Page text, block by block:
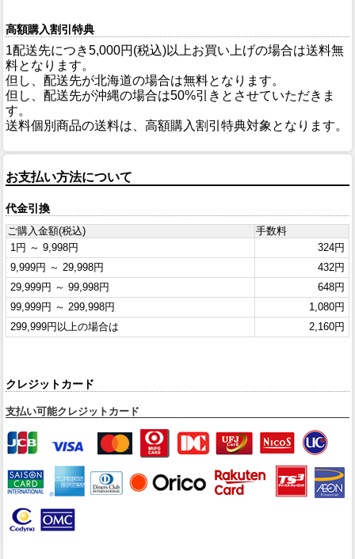
高額購入割引特典
1配送先につき5,000円(税込)以上お買い上げの場合は送料無
料となります。
但し、配送先が北海道の場合は無料となります。
但し、配送先が沖縄の場合は50%引きとさせていただきま
す。
送料個別商品の送料は、高額購入割引特典対象となります。
お支払い方法について
代金引換
ご購入金額(税込)
手数料
1円 ～ 9,998円
324円
9,999円 ～ 29,998円
432円
29,999円 ～ 99,998円
648円
99,999円 ～ 299,998円
1,080円
299,999円以上の場合は
2,160円
クレジットカード
支払い可能クレジットカード